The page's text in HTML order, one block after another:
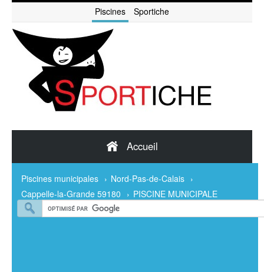
Piscines Sportiche
Accueil
Piscines municipales › Nord-Pas-de-Calais ›
Cappelle-la-Grande 59180 › PISCINE MUNICIPALE